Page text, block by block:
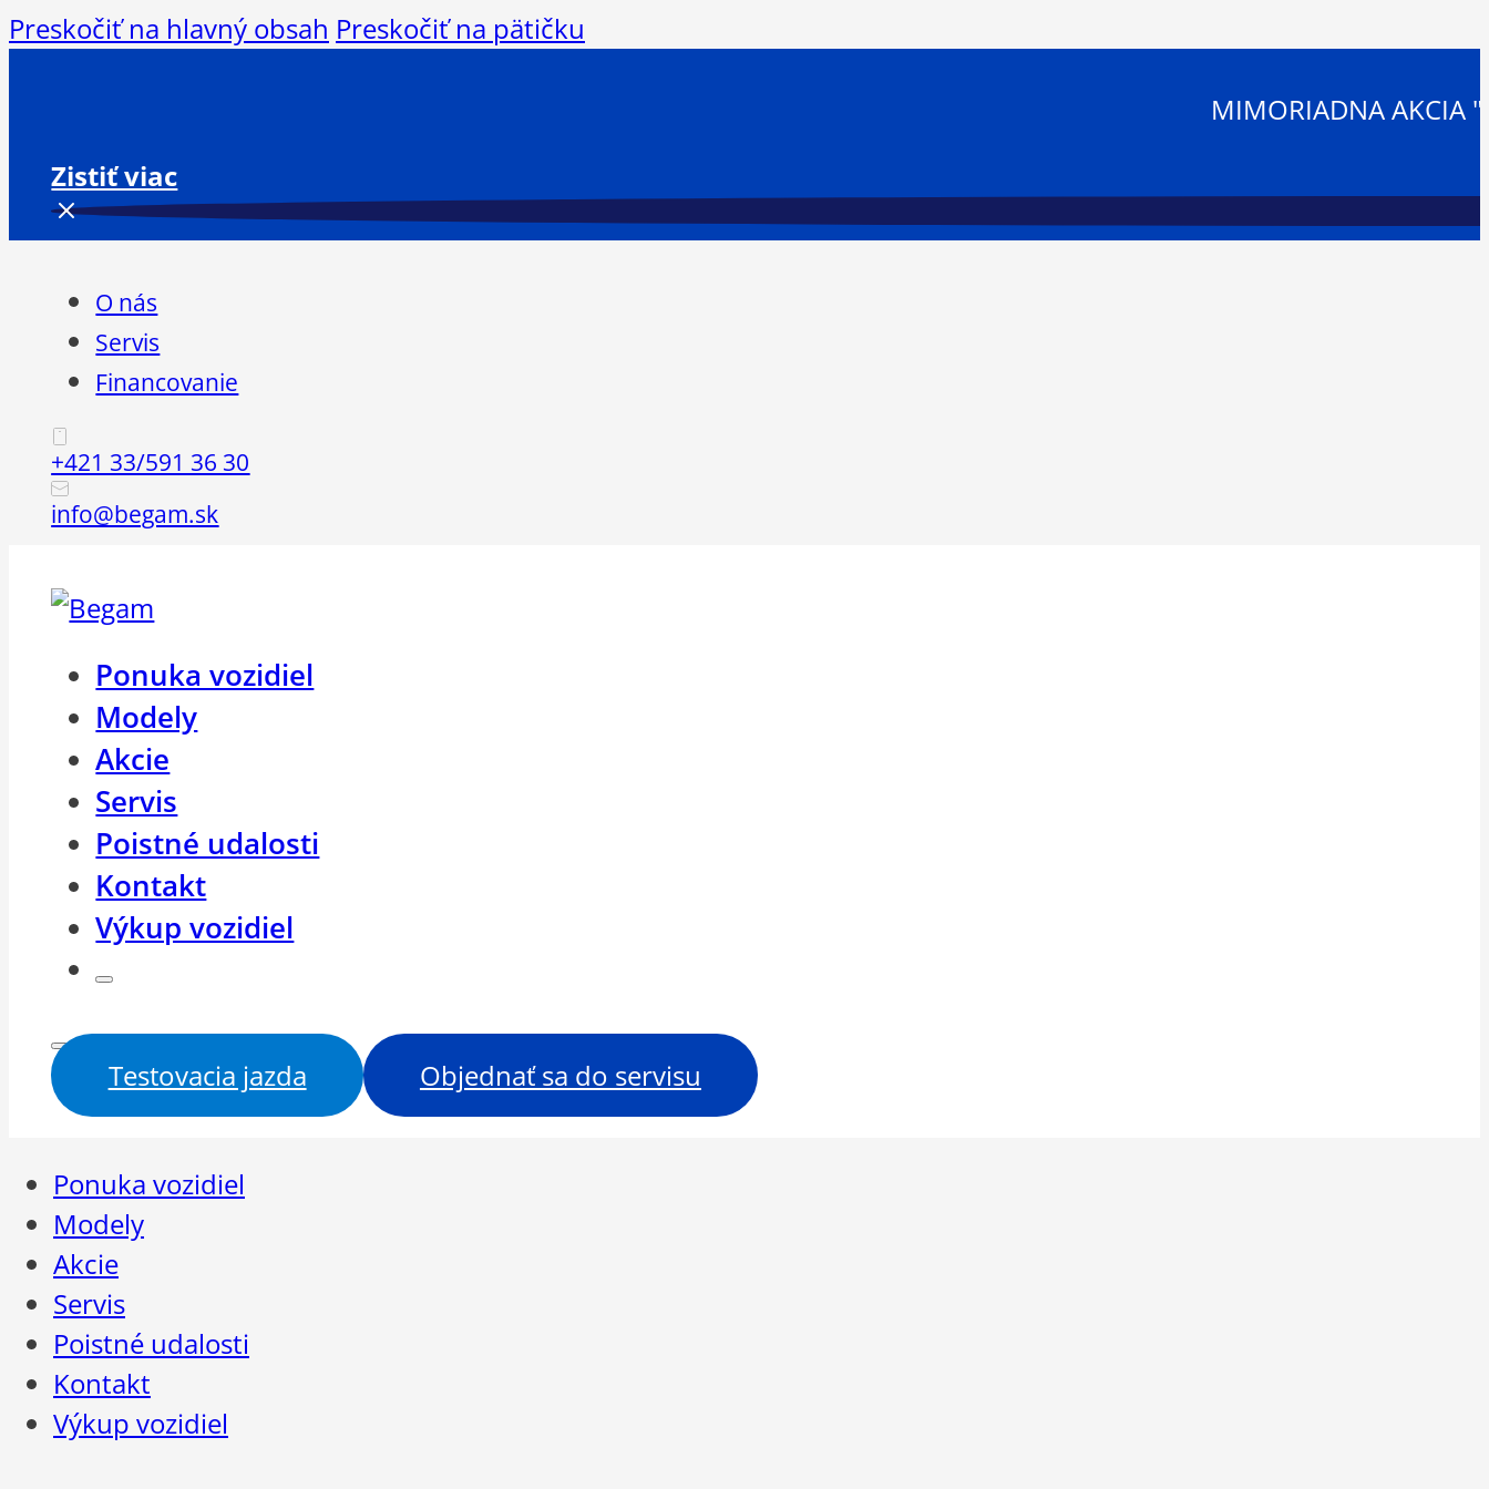
Preskočiť na hlavný obsah Preskočiť na pätičku
MIMORIADNA AKCIA "
Zistiť viac
O nás
Servis
Financovanie
+421 33/591 36 30
info@begam.sk
Ponuka vozidiel
Modely
Akcie
Servis
Poistné udalosti
Kontakt
Výkup vozidiel
Testovacia jazda Objednať sa do servisu
Ponuka vozidiel
Modely
Akcie
Servis
Poistné udalosti
Kontakt
Výkup vozidiel